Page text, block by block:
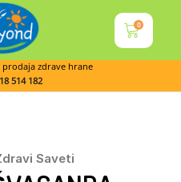
0
zdrave hrane
514 182
Saveti